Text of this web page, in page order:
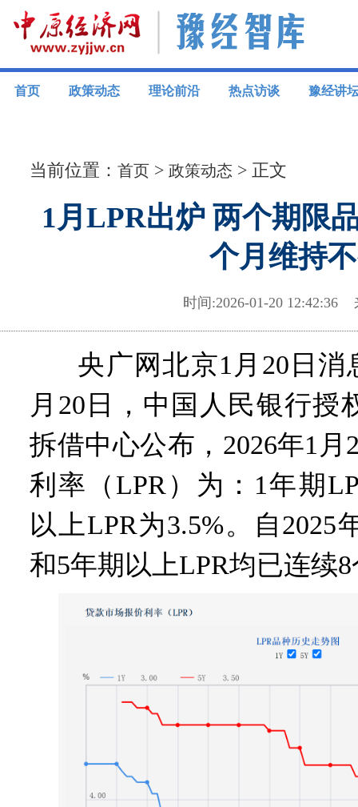
首页 政策动态 理论前沿 热点访谈 豫经讲
当前位置：首页 >政策动态 > 正文
1月LPR出炉 两个期限
个月维持
时间:2026-01-20
央广网北京1月20日
月20日，中国人民银行授
拆借中心公布，2026年1
利率（LPR）为：1年期
以上LPR为3.5%。自2025
和5年期以上LPR均已连续